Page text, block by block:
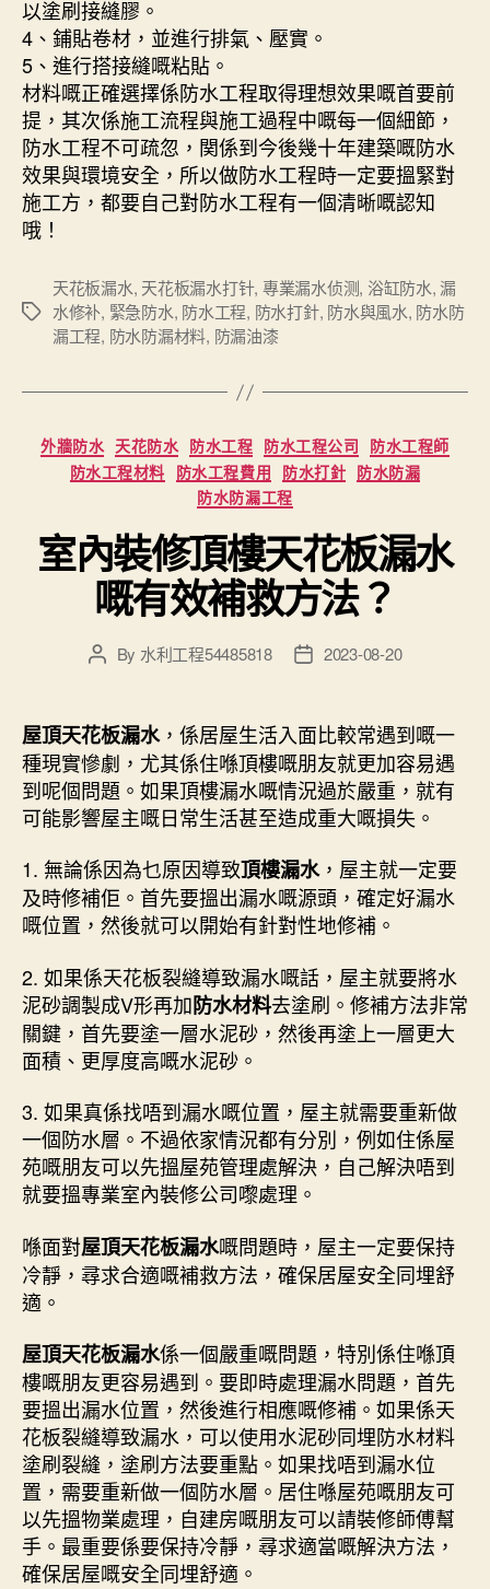
以塗刷接縫膠。
4、鋪貼卷材，並進行排氣、壓實。
5、進行搭接縫嘅粘貼。
材料嘅正確選擇係防水工程取得理想效果嘅首要前
提，其次係施工流程與施工過程中嘅每一個細節，
防水工程不可疏忽，関係到今後幾十年建築嘅防水
效果與環境安全，所以做防水工程時一定要搵緊對
施工方，都要自己對防水工程有一個清晰嘅認知
哦！
Tags
天花板漏水, 天花板漏水打针, 專業漏水侦测, 浴缸防水, 漏
水修补, 緊急防水, 防水工程, 防水打針, 防水與風水, 防水防
漏工程, 防水防漏材料, 防漏油漆
Categories
外牆防水 天花防水 防水工程 防水工程公司 防水工程師
防水工程材料 防水工程費用 防水打針 防水防漏
防水防漏工程
室內裝修頂樓天花板漏水
嘅有效補救方法？
PostBy 水利工程54485818
Post2023-08-20
屋頂天花板漏水，係居屋生活入面比較常遇到嘅一
種現實慘劇，尤其係住喺頂樓嘅朋友就更加容易遇
到呢個問題。如果頂樓漏水嘅情況過於嚴重，就有
可能影響屋主嘅日常生活甚至造成重大嘅損失。
1. 無論係因為乜原因導致頂樓漏水，屋主就一定要
及時修補佢。首先要搵出漏水嘅源頭，確定好漏水
嘅位置，然後就可以開始有針對性地修補。
2. 如果係天花板裂縫導致漏水嘅話，屋主就要將水
泥砂調製成V形再加防水材料去塗刷。修補方法非常
關鍵，首先要塗一層水泥砂，然後再塗上一層更大
面積、更厚度高嘅水泥砂。
3. 如果真係找唔到漏水嘅位置，屋主就需要重新做
一個防水層。不過依家情況都有分別，例如住係屋
苑嘅朋友可以先搵屋苑管理處解決，自己解決唔到
就要搵專業室內裝修公司嚟處理。
喺面對屋頂天花板漏水嘅問題時，屋主一定要保持
冷靜，尋求合適嘅補救方法，確保居屋安全同埋舒
適。
屋頂天花板漏水係一個嚴重嘅問題，特別係住喺頂
樓嘅朋友更容易遇到。要即時處理漏水問題，首先
要搵出漏水位置，然後進行相應嘅修補。如果係天
花板裂縫導致漏水，可以使用水泥砂同埋防水材料
塗刷裂縫，塗刷方法要重點。如果找唔到漏水位
置，需要重新做一個防水層。居住喺屋苑嘅朋友可
以先搵物業處理，自建房嘅朋友可以請裝修師傅幫
手。最重要係要保持冷靜，尋求適當嘅解決方法，
確保居屋嘅安全同埋舒適。